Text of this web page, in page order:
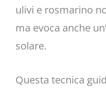
ulivi e rosmarino
ma evoca anche
solare.
Questa tecnica